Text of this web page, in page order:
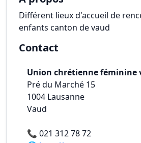
Différent lieux d'accueil de
enfants canton de vaud
Contact
Union chrétienne féminine
Pré du Marché 15
1004 Lausanne
Vaud
📞 021 312 78 72